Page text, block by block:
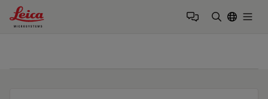
Leica Microsystems Logo